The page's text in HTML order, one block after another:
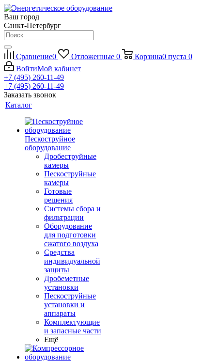
Ваш город
Санкт-Петербург
Сравнение0 Отложенные 0 Корзина0 пуста 0
ВойтиМой кабинет
+7 (495) 260-11-49
+7 (495) 260-11-49
Заказать звонок
Каталог
Пескоструйное
оборудование
Дробеструйные
камеры
Пескоструйные
камеры
Готовые
решения
Системы сбора и
фильтрации
Оборудование
для подготовки
сжатого воздуха
Средства
индивидуальной
защиты
Дробеметные
установки
Пескоструйные
установки и
аппараты
Комплектующие
и запасные части
Ещё